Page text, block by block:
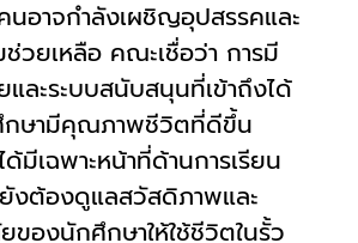
อาจกำลังเผชิญอุปสรรคและ
วยเหลือ คณะเชื่อว่า การมี
ละระบบสนับสนุนที่เข้าถึงได้
กษามีคุณภาพชีวิตที่ดีขึ้น
ด้มีเฉพาะหน้าที่ด้านการเรียน
งต้องดูแลสวัสดิภาพและ
องนักศึกษาให้ใช้ชีวิตในรั้ว